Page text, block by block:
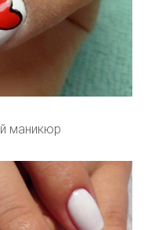
маникюр